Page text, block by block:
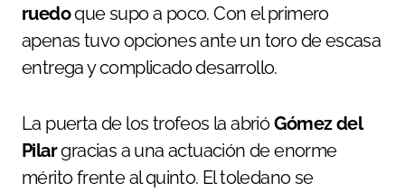
ruedoque supo a poco. Con el primero
apenas tuvo opciones ante un toro de escasa
entrega y complicado desarrollo.
La puerta de los trofeos la abrióGómez del
Pilargracias a una actuación de enorme
mérito frente al quinto. El toledano se